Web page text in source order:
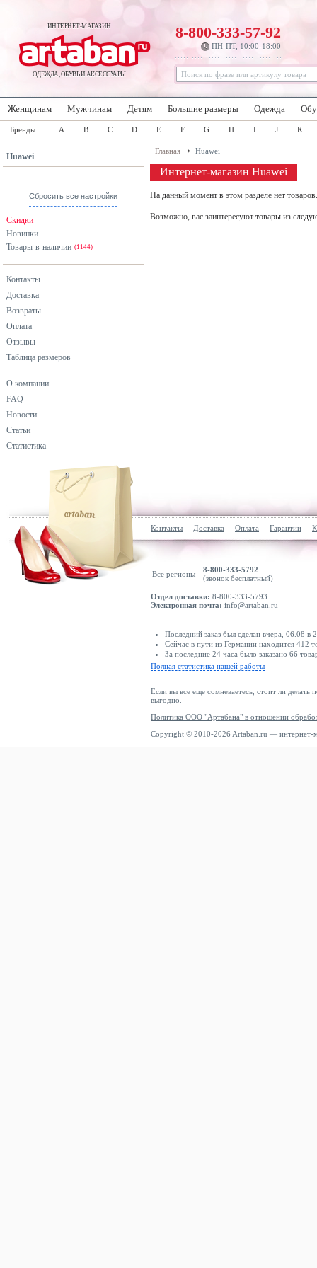
ИНТЕРНЕТ-МАГАЗИН
ОДЕЖДА, ОБУВЬ И АКСЕССУАРЫ
8-800-333-57-92
ПН-ПТ, 10:00-18:00
Женщинам Мужчинам Детям Большие размеры Одежда
Бренды: A B C D E F G H I J K
Huawei
Сбросить все настройки
Скидки
Новинки
Товары в наличии (1144)
Контакты
Доставка
Возвраты
Оплата
Отзывы
Таблица размеров
О компании
FAQ
Новости
Статьи
Статистика
Главная Huawei
Интернет-магазин Huawei
На данный момент в этом разделе нет
Возможно, вас заинтересуют товары из
Контакты Доставка Оплата Гарантии
Все регионы
8-800-333-5792
(звонок бесплатный)
Отдел доставки: 8-800-333-5793
Электронная почта: info@artaban.ru
Последний заказ был сделан вчера, 06.08 в
Сейчас в пути из Германии находится 412
За последние 24 часа было заказано 66
Полная статистика нашей работы
Если вы все еще сомневаетесь, стоит ли делать
выгодно.
Политика ООО "Артабана" в отношении
Copyright © 2010-2026 Artaban.ru — интернет-